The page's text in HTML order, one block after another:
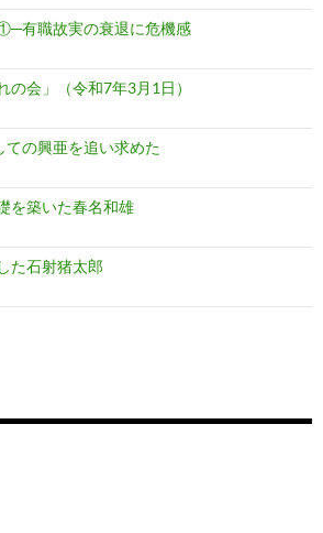
有職故実の衰退に危機感
の会」（令和7年3月1日）
の興亜を追い求めた
を築いた春名和雄
た石射猪太郎